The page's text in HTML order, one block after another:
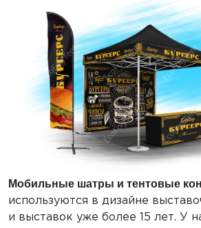
Мобильные шатры и тентовые
используются в дизайне
и выставок уже более 15 лет. У